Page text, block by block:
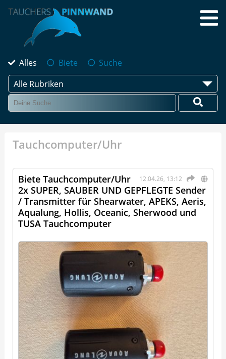
Alles Biete
Suche
Alle Rubriken
Tauchcomputer/Uhr
12.04.26, 13:12
Biete Tauchcomputer/Uhr
2x SUPER, SAUBER UND GEPFLEGTE Sender
/ Transmitter für Shearwater, APEKS, Aeris,
Aqualung, Hollis, Oceanic, Sherwood und
TUSA Tauchcomputer